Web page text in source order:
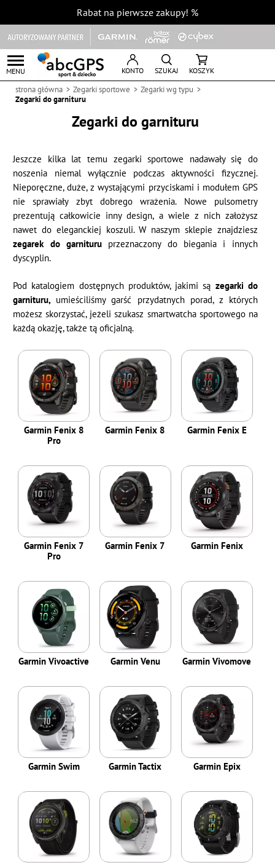
Rabat na pierwsze zakupy! %
MENU KONTO SZUKAJ KOSZYK
strona główna Zegarki sportowe
Zegarki wg typu
Zegarki do garnituru
Zegarki do garnituru
Jeszcze kilka lat temu zegarki sportowe nadawały się do
noszenia niemal wyłącznie podczas aktywności fizycznej.
Nieporęczne, duże, z wystającymi przyciskami i modułem GPS
nie sprawiały zbyt dobrego wrażenia. Nowe pulsometry
prezentują całkowicie inny design, a wiele z nich założysz
nawet do eleganckiej koszuli. W naszym sklepie znajdziesz
zegarek do garnituruprzeznaczony do biegania i innych
dyscyplin.
Pod katalogiem dostępnych produktów, jakimi są zegarki do
garnituru, umieściliśmy garść przydatnych porad, z których
możesz skorzystać, jeżeli szukasz smartwatcha sportowego na
każdą okazję, także tą oficjalną.
Garmin Fenix 8
Pro
Garmin Fenix 8 Garmin Fenix E
Garmin Fenix 7
Pro
Garmin Fenix 7 Garmin Fenix
Garmin Vivoactive Garmin Venu Garmin Vivomove
Garmin Swim Garmin Tactix Garmin Epix